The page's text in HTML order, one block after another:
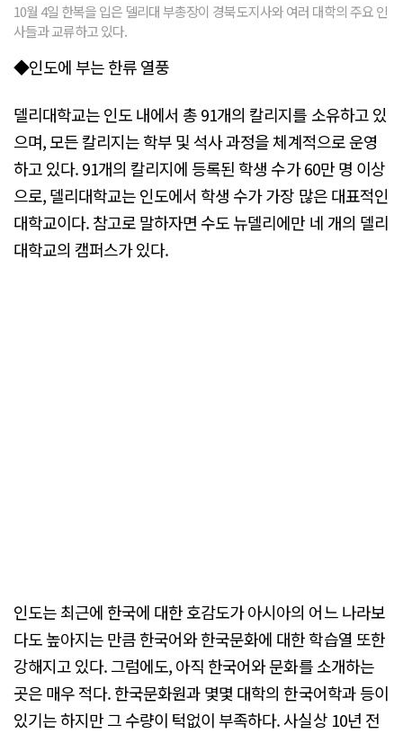
10월 4일 한복을 입은 델리대 부총장이 경북도지사와 여러 대학의 주요 인
사들과 교류하고 있다.
◆인도에 부는 한류 열풍
델리대학교는 인도 내에서 총 91개의 칼리지를 소유하고 있
으며, 모든 칼리지는 학부 및 석사 과정을 체계적으로 운영
하고 있다. 91개의 칼리지에 등록된 학생 수가 60만 명 이상
으로, 델리대학교는 인도에서 학생 수가 가장 많은 대표적인
대학교이다. 참고로 말하자면 수도 뉴델리에만 네 개의 델리
대학교의 캠퍼스가 있다.
인도는 최근에 한국에 대한 호감도가 아시아의 어느 나라보
다도 높아지는 만큼 한국어와 한국문화에 대한 학습열 또한
강해지고 있다. 그럼에도, 아직 한국어와 문화를 소개하는
곳은 매우 적다. 한국문화원과 몇몇 대학의 한국어학과 등이
있기는 하지만 그 수량이 턱없이 부족하다. 사실상 10년 전